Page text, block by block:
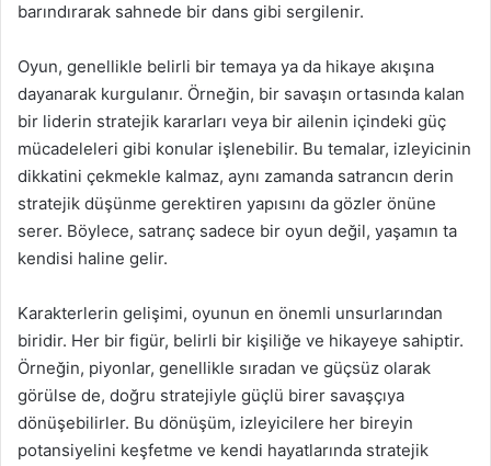
barındırarak sahnede bir dans gibi sergilenir.
Oyun, genellikle belirli bir temaya ya da hikaye akışına
dayanarak kurgulanır. Örneğin, bir savaşın ortasında kalan
bir liderin stratejik kararları veya bir ailenin içindeki güç
mücadeleleri gibi konular işlenebilir. Bu temalar, izleyicinin
dikkatini çekmekle kalmaz, aynı zamanda satrancın derin
stratejik düşünme gerektiren yapısını da gözler önüne
serer. Böylece, satranç sadece bir oyun değil, yaşamın ta
kendisi haline gelir.
Karakterlerin gelişimi, oyunun en önemli unsurlarından
biridir. Her bir figür, belirli bir kişiliğe ve hikayeye sahiptir.
Örneğin, piyonlar, genellikle sıradan ve güçsüz olarak
görülse de, doğru stratejiyle güçlü birer savaşçıya
dönüşebilirler. Bu dönüşüm, izleyicilere her bireyin
potansiyelini keşfetme ve kendi hayatlarında stratejik